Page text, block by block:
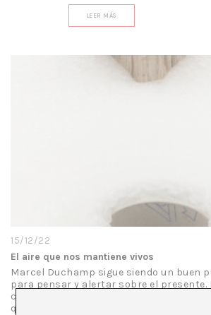
LEER MÁS
15/12/22
El aire que nos mantiene vivos
Marcel Duchamp sigue siendo un buen
para pensar y alertar sobre el presente.
compleja que, aunque viene bien
que abrió diversas…